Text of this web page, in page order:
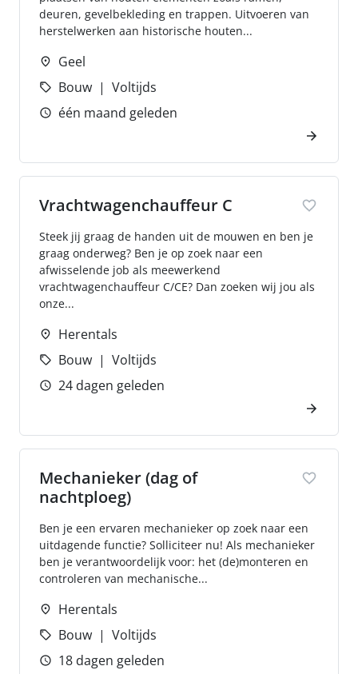
deuren, gevelbekleding en trappen. Uitvoeren van
herstelwerken aan historische houten...
Geel
Bouw
Voltijds
één maand geleden
Vrachtwagenchauffeur C
Steek jij graag de handen uit de mouwen en ben je
graag onderweg? Ben je op zoek naar een
afwisselende job als meewerkend
vrachtwagenchauffeur C/CE? Dan zoeken wij jou als
onze...
Herentals
Bouw
Voltijds
24 dagen geleden
Mechanieker (dag of
nachtploeg)
Ben je een ervaren mechanieker op zoek naar een
uitdagende functie? Solliciteer nu! Als mechanieker
ben je verantwoordelijk voor: het (de)monteren en
controleren van mechanische...
Herentals
Bouw
Voltijds
18 dagen geleden